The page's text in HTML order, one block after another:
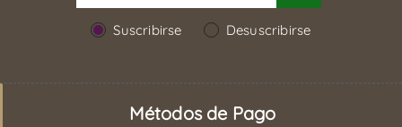
Suscribirse Desuscribirse
Métodos de Pago